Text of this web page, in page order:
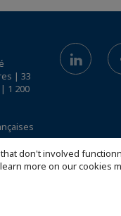
don't involved
more on our cookies
| 33
1 200